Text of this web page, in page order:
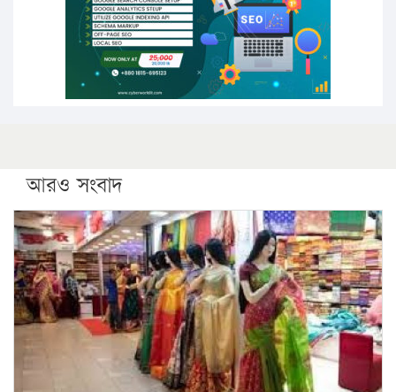
ফরিদগঞ্জে আগুনে পুড়লো ৬ ব্যবসা প্রতিষ্ঠান
আরও সংবাদ